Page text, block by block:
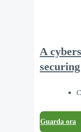
A
Guarda ora